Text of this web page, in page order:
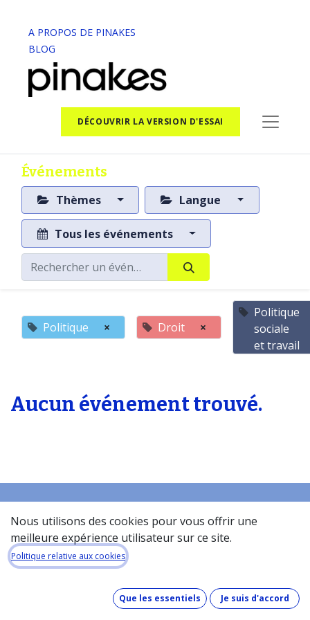
A PROPOS DE PINAKES
BLOG
DÉCOUVRIR LA VERSION D'ESSAI
Événements
Thèmes Langue
Tous les événements
Politique × Droit ×
Politique
sociale
et travail
Aucun événement trouvé.
Accueil
À propos de la base de donneés​
Quel est le coût de la base de données ?
Comment fonctionne la base de données ?
Que contient la base de données ?
Nous utilisons des cookies pour vous offrir une
meilleure expérience utilisateur sur ce site.
Politique relative aux cookies
Que les essentiels Je suis d'accord